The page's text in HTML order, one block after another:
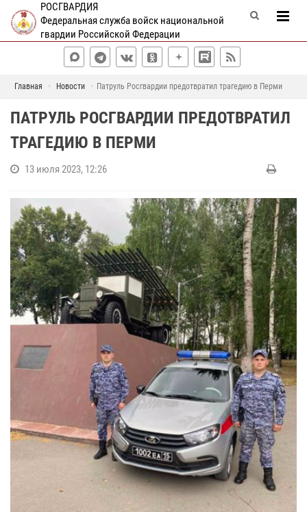
РОСГВАРДИЯ
Федеральная служба войск национальной
гвардии Российской Федерации
Главная Новости Патруль Росгвардии предотвратил трагедию в Перми
ПАТРУЛЬ РОСГВАРДИИ ПРЕДОТВРАТИЛ
ТРАГЕДИЮ В ПЕРМИ
13 июля 2023, 12:26